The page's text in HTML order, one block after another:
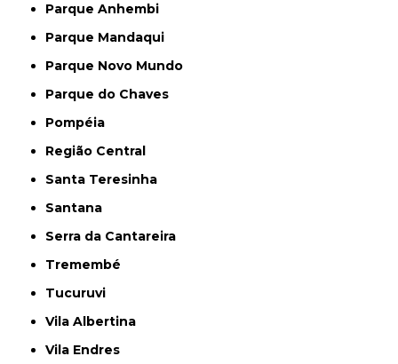
Parque Anhembi
Parque Mandaqui
Parque Novo Mundo
Parque do Chaves
Pompéia
Região Central
Santa Teresinha
Santana
Serra da Cantareira
Tremembé
Tucuruvi
Vila Albertina
Vila Endres